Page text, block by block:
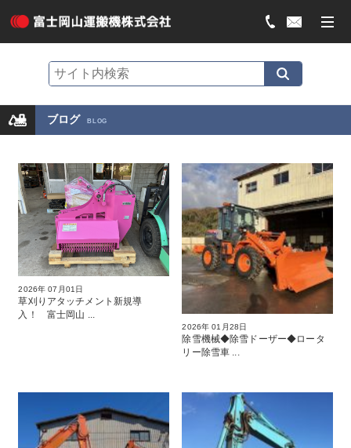
ブログ BLOG
2026年 07月01日
草刈りアタッチメント新規導
入！ 富士岡山 ...
2026年 01月28日
除雪機械◆除雪ドーザー◆ロータ
リー除雪車 ...